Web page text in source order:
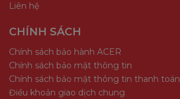
Liên hệ
CHÍNH SÁCH
Chính sách bảo hành ACER
Chính sách bảo mật thông tin
Chính sách bảo mật thông tin thanh toán
Điều khoản giao dịch chung